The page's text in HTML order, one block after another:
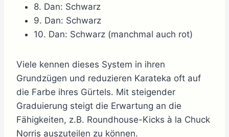
8. Dan: Schwarz
9. Dan: Schwarz
10. Dan: Schwarz (manchmal auch rot)
Viele kennen dieses System in ihren
Grundzügen und reduzieren Karateka oft auf
die Farbe ihres Gürtels. Mit steigender
Graduierung steigt die Erwartung an die
Fähigkeiten, z.B. Roundhouse-Kicks à la Chuck
Norris auszuteilen zu können.